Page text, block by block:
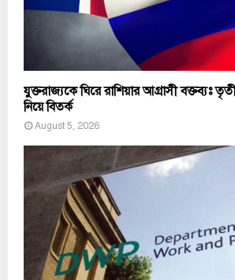
যুক্তরাজ্যকে ঘিরে রাশিয়ার আগ্রাসী বক্তব্যঃ
নিয়ে বিতর্ক
August 5, 2026